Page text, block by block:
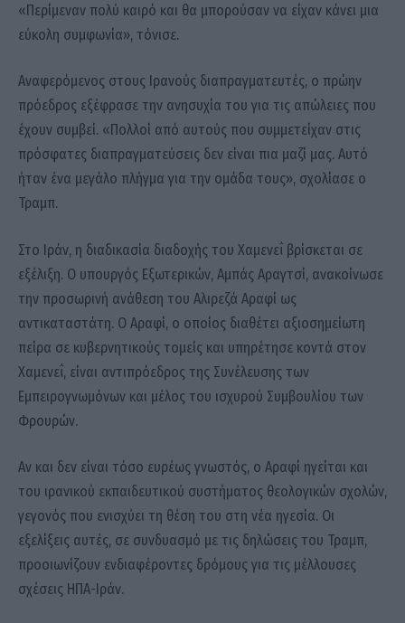
«Περίμεναν πολύ καιρό και θα μπορούσαν να είχαν κάνει μια
εύκολη συμφωνία», τόνισε.
Αναφερόμενος στους Ιρανούς διαπραγματευτές, ο πρώην
πρόεδρος εξέφρασε την ανησυχία του για τις απώλειες που
έχουν συμβεί. «Πολλοί από αυτούς που συμμετείχαν στις
πρόσφατες διαπραγματεύσεις δεν είναι πια μαζί μας. Αυτό
ήταν ένα μεγάλο πλήγμα για την ομάδα τους», σχολίασε ο
Τραμπ.
Στο Ιράν, η διαδικασία διαδοχής του Χαμενεΐ βρίσκεται σε
εξέλιξη. Ο υπουργός Εξωτερικών, Αμπάς Αραγτσί, ανακοίνωσε
την προσωρινή ανάθεση του Αλιρεζά Αραφί ως
αντικαταστάτη. Ο Αραφί, ο οποίος διαθέτει αξιοσημείωτη
πείρα σε κυβερνητικούς τομείς και υπηρέτησε κοντά στον
Χαμενεΐ, είναι αντιπρόεδρος της Συνέλευσης των
Εμπειρογνωμόνων και μέλος του ισχυρού Συμβουλίου των
Φρουρών.
Αν και δεν είναι τόσο ευρέως γνωστός, ο Αραφί ηγείται και
του ιρανικού εκπαιδευτικού συστήματος θεολογικών σχολών,
γεγονός που ενισχύει τη θέση του στη νέα ηγεσία. Οι
εξελίξεις αυτές, σε συνδυασμό με τις δηλώσεις του Τραμπ,
προοιωνίζουν ενδιαφέροντες δρόμους για τις μέλλουσες
σχέσεις ΗΠΑ-Ιράν.